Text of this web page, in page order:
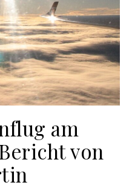
am
von